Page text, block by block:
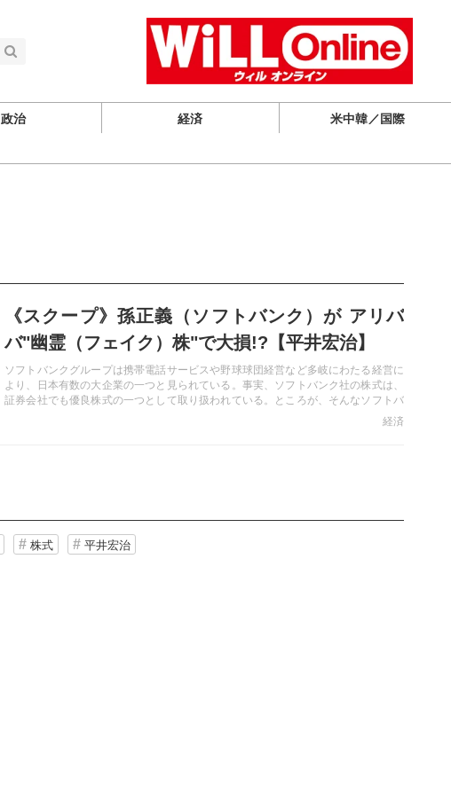
政治 経済 米中韓／国際
《スクープ》孫正義（ソフトバンク）が アリバ
バ"幽霊（フェイク）株"で大損!?【平井宏治】
ソフトバンクグループは携帯電話サービスや野球球団経営など多岐にわたる経営に
より、日本有数の大企業の一つと見られている。事実、ソフトバンク社の株式は、
証券会社でも優良株式の一つとして取り扱われている。ところが、そんなソフトバ
ンク社に暗雲が垂れ込めている気配が見え隠れしている。米証券取引委員会
（SEC）に提出された「Form F1」（有価証券の募集または売出しのためにその相
経済
株式 平井宏治
記事を読む